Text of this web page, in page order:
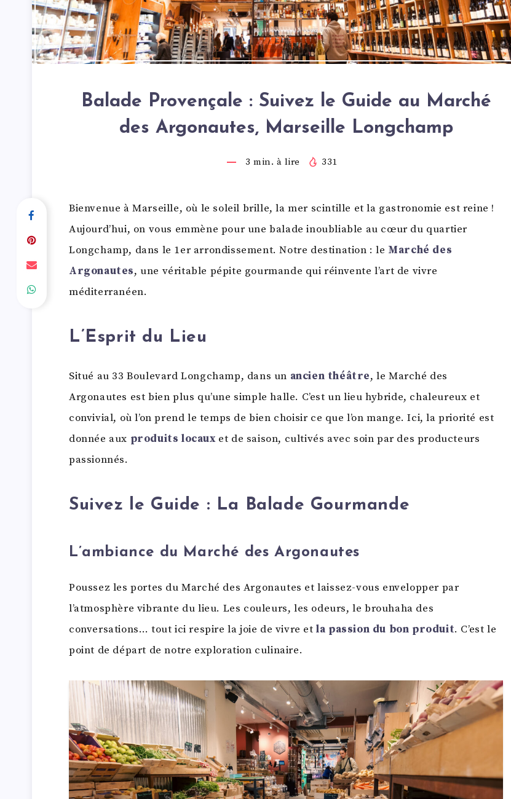
Balade Provençale : Suivez le Guide au Marché
des Argonautes, Marseille Longchamp
3 min. à lire 331
Bienvenue à Marseille, où le soleil brille, la mer scintille et la gastronomie est reine !
Aujourd’hui, on vous emmène pour une balade inoubliable au cœur du quartier
Longchamp, dans le 1er arrondissement. Notre destination : le Marché des
Argonautes, une véritable pépite gourmande qui réinvente l’art de vivre
méditerranéen.
L’Esprit du Lieu
Situé au 33 Boulevard Longchamp, dans un ancien théâtre, le Marché des
Argonautes est bien plus qu’une simple halle. C’est un lieu hybride, chaleureux et
convivial, où l’on prend le temps de bien choisir ce que l’on mange. Ici, la priorité est
donnée aux produits locauxet de saison, cultivés avec soin par des producteurs
passionnés.
Suivez le Guide : La Balade Gourmande
L’ambiance du Marché des Argonautes
Poussez les portes du Marché des Argonautes et laissez-vous envelopper par
l’atmosphère vibrante du lieu. Les couleurs, les odeurs, le brouhaha des
conversations… tout ici respire la joie de vivre et la passion du bon produit. C’est le
point de départ de notre exploration culinaire.